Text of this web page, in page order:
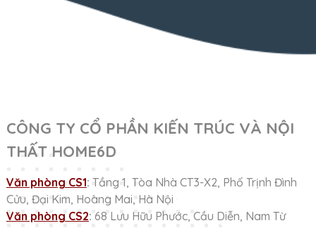
CÔNG TY CỔ PHẦN KIẾN TRÚC VÀ NỘI
THẤT HOME6D
Văn phòng CS1: Tầng 1, Tòa Nhà CT3-X2, Phố Trịnh Đình
Cửu, Đại Kim, Hoàng Mai, Hà Nội
Văn phòng CS2: 68 Lưu Hữu Phước, Cầu Diễn, Nam Từ